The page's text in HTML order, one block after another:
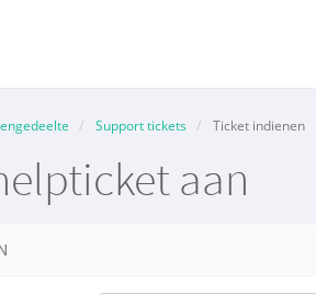
Support tickets Ticket indienen
aan